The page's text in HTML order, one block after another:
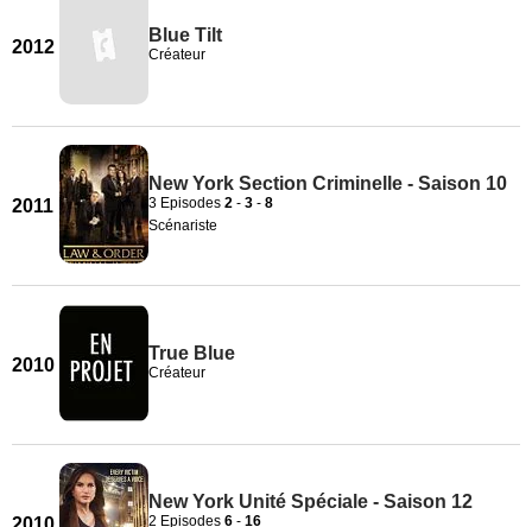
2012
Blue Tilt
Créateur
2011
New York Section Criminelle - Saison 10
3 Episodes 2 - 3 - 8
Scénariste
2010
True Blue
Créateur
New York Unité Spéciale - Saison 12
2 Episodes 6 - 16